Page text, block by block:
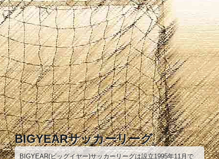
コ
ン
テ
ン
ツ
へ
ス
キ
ッ
プ
BIGYEARサッカーリーグ
BIGYEAR(ビッグイヤー)サッカーリーグは設立1995年11月で